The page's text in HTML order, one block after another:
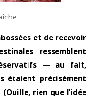
et de recevoir
ressemblent
— au fait,
étaient précisément
rien que l’idée